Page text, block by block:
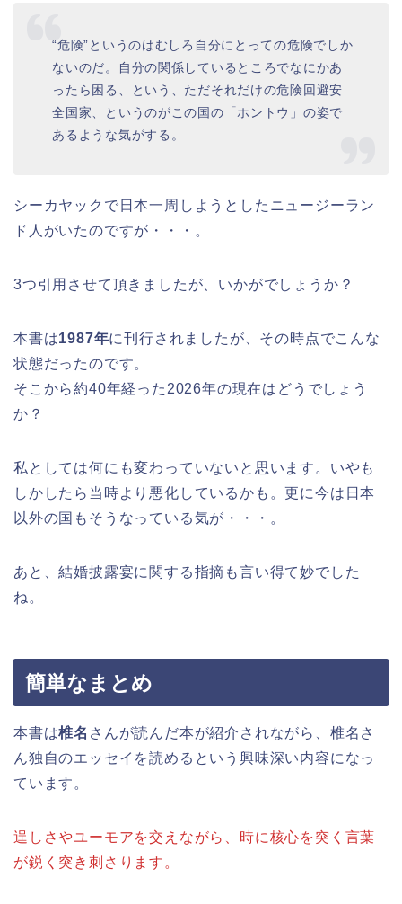
“危険”というのはむしろ自分にとっての危険でしか
ないのだ。自分の関係しているところでなにかあ
ったら困る、という、ただそれだけの危険回避安
全国家、というのがこの国の「ホントウ」の姿で
あるような気がする。
シーカヤックで日本一周しようとしたニュージーラン
ド人がいたのですが・・・。
3つ引用させて頂きましたが、いかがでしょうか？
本書は1987年に刊行されましたが、その時点でこんな
状態だったのです。
そこから約40年経った2026年の現在はどうでしょう
か？
私としては何にも変わっていないと思います。いやも
しかしたら当時より悪化しているかも。更に今は日本
以外の国もそうなっている気が・・・。
あと、結婚披露宴に関する指摘も言い得て妙でした
ね。
簡単なまとめ
本書は椎名 さんが読んだ本が紹介されながら、椎名さ
ん独自のエッセイを読めるという興味深い内容になっ
ています。
逞しさやユーモアを交えながら、時に核心を突く言葉
が鋭く突き刺さります。